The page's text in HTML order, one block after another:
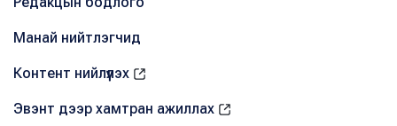
Манай нийтлэгчид
Контент нийлүүлэх
Эвэнт дээр хамтран ажиллах